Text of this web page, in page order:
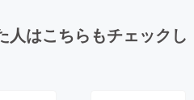
人はこちらもチェックし